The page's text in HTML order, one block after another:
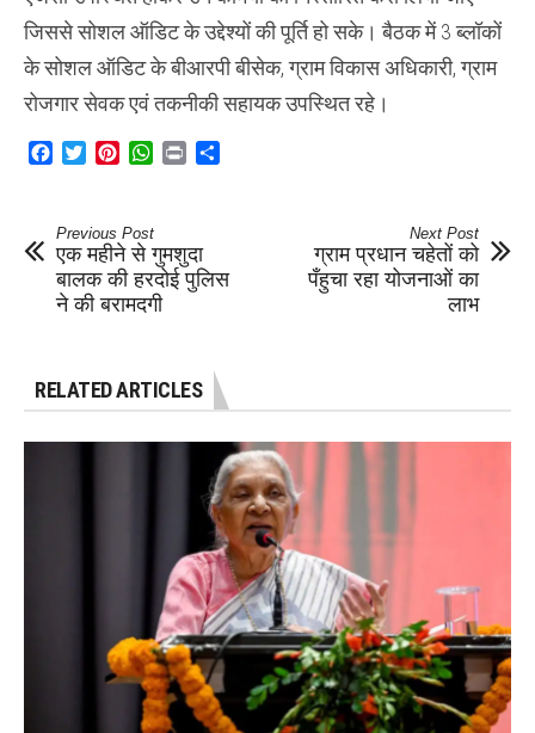
जिससे सोशल ऑडिट के उद्देश्यों की पूर्ति हो सके। बैठक में 3 ब्लॉकों
के सोशल ऑडिट के बीआरपी बीसेक, ग्राम विकास अधिकारी, ग्राम
रोजगार सेवक एवं तकनीकी सहायक उपस्थित रहे।
Facebook
TwitterPinterestWhatsApp
Print
Previous Post
एक महीने से गुमशुदा
बालक की हरदोई पुलिस
ने की बरामदगी
Next Post
ग्राम प्रधान चहेतों को
पँहुचा रहा योजनाओं का
लाभ
RELATED ARTICLES